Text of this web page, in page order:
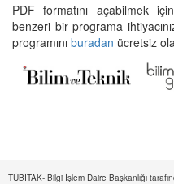
PDF formatını açabilmek
benzeri bir programa
programını buradan ücretsiz
TÜBİTAK- Bilgi İşlem Daire Başkanlığı